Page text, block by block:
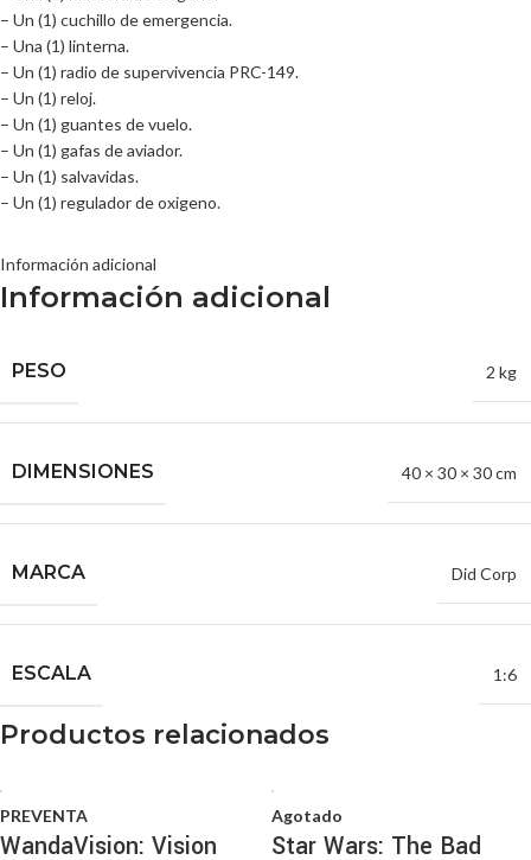
– Un (1) cuchillo de emergencia.
– Una (1) linterna.
– Un (1) radio de supervivencia PRC-149.
– Un (1) reloj.
– Un (1) guantes de vuelo.
– Un (1) gafas de aviador.
– Un (1) salvavidas.
– Un (1) regulador de oxigeno.
Información adicional
Información adicional
PESO 2 kg
DIMENSIONES 40 × 30 × 30 cm
MARCA Did Corp
ESCALA 1:6
Productos relacionados
PREVENTA
WandaVision: Vision
Agotado
Star Wars: The Bad